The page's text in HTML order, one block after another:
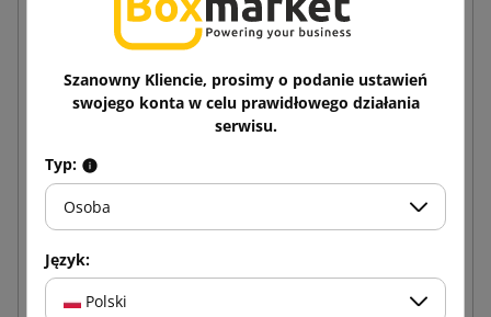
Płaskie pudełko pocztowe GBKA4 350x250x20
0,86 zł
Szanowny Kliencie, prosimy o podanie ustawień
swojego konta w celu prawidłowego działania
serwisu.
Typ:
Osoba
Język:
Polski